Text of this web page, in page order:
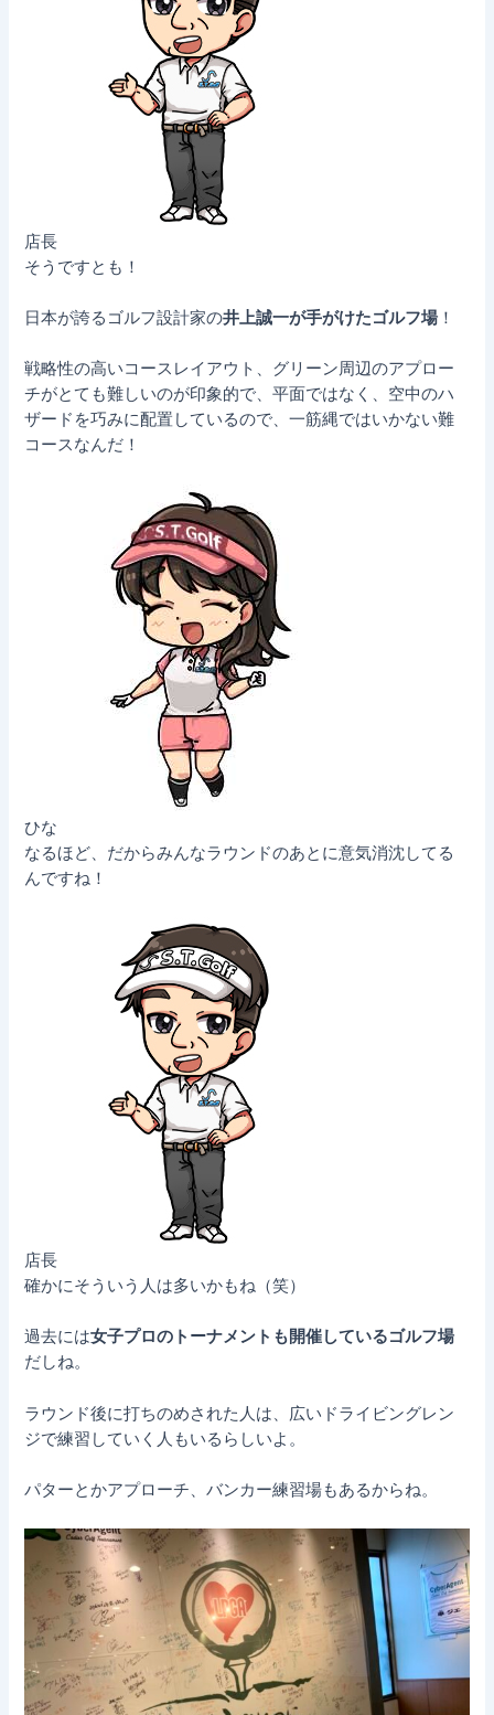
店長
そうですとも！
日本が誇るゴルフ設計家の井上誠一が手がけたゴルフ場 ！
戦略性の高いコースレイアウト、グリーン周辺のアプロー
チがとても難しいのが印象的で、平面ではなく、空中のハ
ザードを巧みに配置しているので、一筋縄ではいかない難
コースなんだ！
ひな
なるほど、だからみんなラウンドのあとに意気消沈してる
んですね！
店長
確かにそういう人は多いかもね（笑）
過去には女子プロのトーナメントも開催しているゴルフ場
だしね。
ラウンド後に打ちのめされた人は、広いドライビングレン
ジで練習していく人もいるらしいよ。
パターとかアプローチ、バンカー練習場もあるからね。